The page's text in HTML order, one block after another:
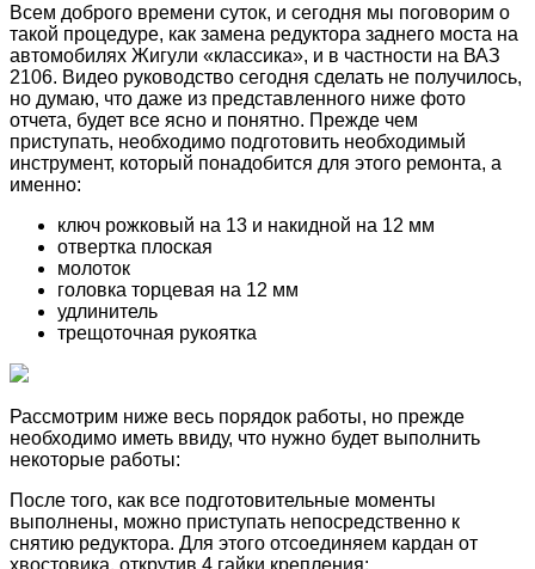
Всем доброго времени суток, и сегодня мы поговорим о
такой процедуре, как замена редуктора заднего моста на
автомобилях Жигули «классика», и в частности на ВАЗ
2106. Видео руководство сегодня сделать не получилось,
но думаю, что даже из представленного ниже фото
отчета, будет все ясно и понятно. Прежде чем
приступать, необходимо подготовить необходимый
инструмент, который понадобится для этого ремонта, а
именно:
ключ рожковый на 13 и накидной на 12 мм
отвертка плоская
молоток
головка торцевая на 12 мм
удлинитель
трещоточная рукоятка
Рассмотрим ниже весь порядок работы, но прежде
необходимо иметь ввиду, что нужно будет выполнить
некоторые работы:
После того, как все подготовительные моменты
выполнены, можно приступать непосредственно к
снятию редуктора. Для этого отсоединяем кардан от
хвостовика, открутив 4 гайки крепления: